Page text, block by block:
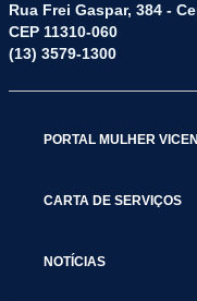
Rua Frei Gaspar, 384 -
CEP 11310-060
(13) 3579-1300
PORTAL MULHER
CARTA DE SERVIÇOS
NOTÍCIAS